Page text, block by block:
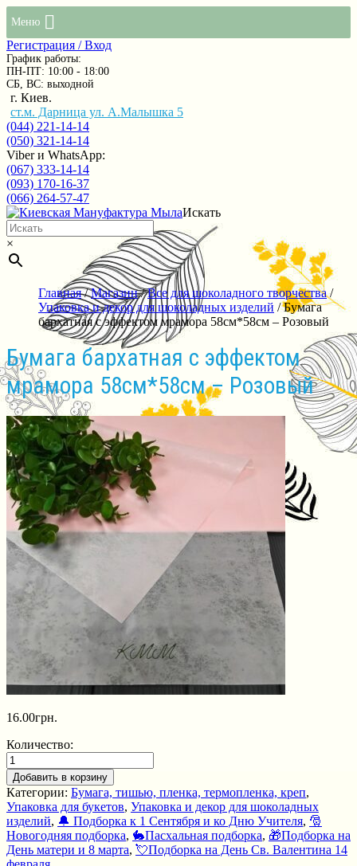
Меню
Регистрация / Вход
График работы:
ПН-ПТ: 10:00 - 18:00
СБ, ВС: выходной
г. Киев.
ст.м. Дарница ул. А.Малышка 5
(044) 221-14-14
(050) 321-14-14
Viber и WhatsApp:
(067) 333-14-14
(093) 170-16-37
(066) 264-57-47
Искать
×
Главная/Магазин/Все для шоколадного творчества/
Упаковка и декор для шоколадных изделий / Бумага
бархатная с эффектом мрамора 58см*58см – Розовый
Бумага бархатная с эффектом
мрамора 58см*58см – Розовый
16.00грн.
Количество:
Добавить в корзину
Категории: Бумага, тишью, пленка, термопленка, креп,
Упаковка для букетов, Упаковка и декор для шоколадных
изделий, 🔔 Подборка к 1 Сентября и ко Дню Учителя, 🎅
Новогодняя подборка, 🐇Пасхальная подборка, 🎁Подборка на
День матери и 8 марта, 💘Подборка на День Св. Валентина 14